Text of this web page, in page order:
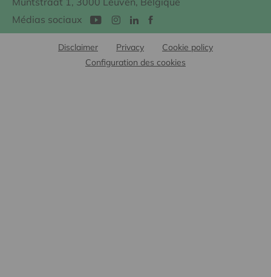
Médias sociaux
Disclaimer Privacy
Cookie policy
Configuration des cookies